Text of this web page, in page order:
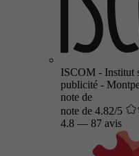
ISCOM - Institut
publicité -
note de
note de 4.82/5
4.8 — 87 avis